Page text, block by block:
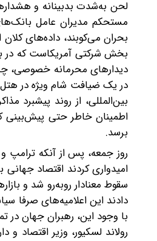
لحن به‌شدت بدبینانه و
مستحکم مدیران عامل
بحران می‌کوبند، داده‌های
بخش شرکتی آمریکاست که در
دیدارهای محرمانه خصوصی،
بین‌المللی، از روند پیشبرد
اطمینان‌ خاطر حتی پیش‌بینی
برسد.
روز جمعه، پس از آنکه ترامپ و
امیدواری کردند اقتصاد
سقوط معنادار روبه‌رو شد و
دادند این اعلامیه‌های صرفا
با وجود این، رهبران جهان
رولاند لسکیور، وزیر اقتصاد